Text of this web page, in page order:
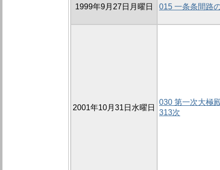
1999年9月27日月曜日 015 一条条間路
2001年10月31日水曜日
030 第一次大極
313次